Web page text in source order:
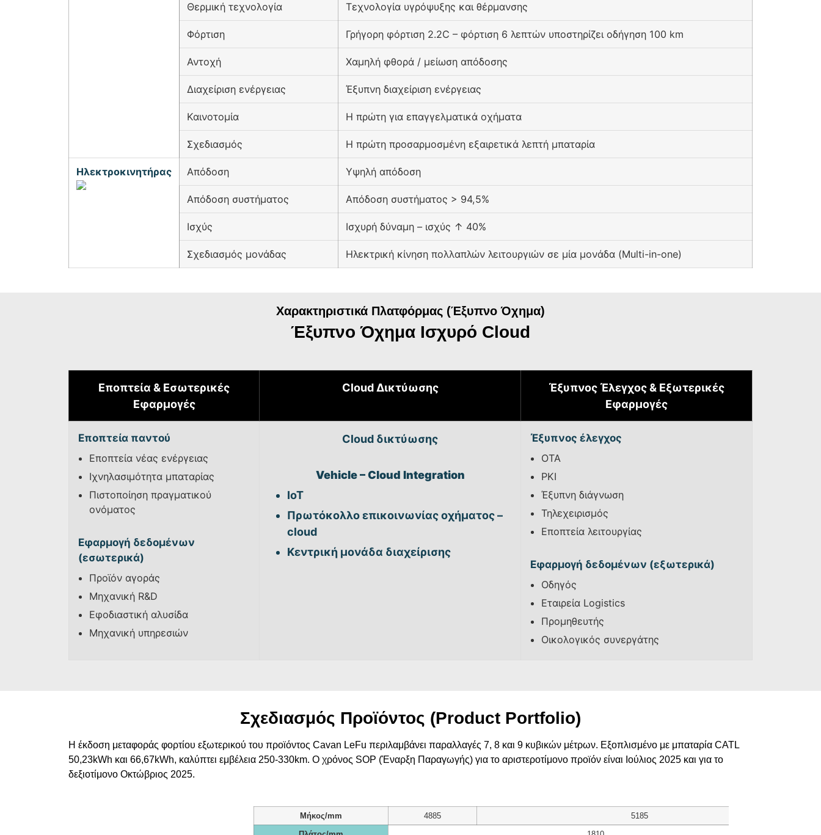
Θερμική τεχνολογία Τεχνολογία υγρόψυξης και θέρμανσης
Φόρτιση Γρήγορη φόρτιση 2.2C – φόρτιση 6 λεπτών υποστηρίζει οδήγηση 100 km
Αντοχή Χαμηλή φθορά / μείωση απόδοσης
Διαχείριση ενέργειας Έξυπνη διαχείριση ενέργειας
Καινοτομία Η πρώτη για επαγγελματικά οχήματα
Σχεδιασμός Η πρώτη προσαρμοσμένη εξαιρετικά λεπτή μπαταρία
Ηλεκτροκινητήρας Απόδοση Υψηλή απόδοση
Απόδοση συστήματος Απόδοση συστήματος > 94,5%
Ισχύς Ισχυρή δύναμη – ισχύς ↑ 40%
Σχεδιασμός μονάδας Ηλεκτρική κίνηση πολλαπλών λειτουργιών σε μία μονάδα (Multi-in-one)
Χαρακτηριστικά Πλατφόρμας (Έξυπνο Όχημα)
Έξυπνο Όχημα Ισχυρό Cloud
Εποπτεία & Εσωτερικές
Εφαρμογές
Cloud Δικτύωσης
Έξυπνος Έλεγχος & Εξωτερικές
Εφαρμογές
Εποπτεία παντού
Εποπτεία νέας ενέργειας
Ιχνηλασιμότητα μπαταρίας
Πιστοποίηση πραγματικού
ονόματος
Εφαρμογή δεδομένων
(εσωτερικά)
Προϊόν αγοράς
Μηχανική R&D
Εφοδιαστική αλυσίδα
Μηχανική υπηρεσιών
Cloud δικτύωσης
Vehicle – Cloud Integration
IoT
Πρωτόκολλο επικοινωνίας οχήματος –
cloud
Κεντρική μονάδα διαχείρισης
Έξυπνος έλεγχος
OTA
PKI
Έξυπνη διάγνωση
Τηλεχειρισμός
Εποπτεία λειτουργίας
Εφαρμογή δεδομένων (εξωτερικά)
Οδηγός
Εταιρεία Logistics
Προμηθευτής
Οικολογικός συνεργάτης
Σχεδιασμός Προϊόντος (Product Portfolio)
Η έκδοση μεταφοράς φορτίου εξωτερικού του προϊόντος Cavan LeFu περιλαμβάνει παραλλαγές 7, 8 και 9 κυβικών μέτρων. Εξοπλισμένο με μπαταρία CATL
50,23kWh και 66,67kWh, καλύπτει εμβέλεια 250-330km. Ο χρόνος SOP (Έναρξη Παραγωγής) για το αριστεροτίμονο προϊόν είναι Ιούλιος 2025 και για το
δεξιοτίμονο Οκτώβριος 2025.
Μήκος/mm 4885
5185